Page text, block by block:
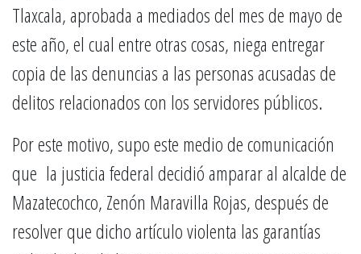
Tlaxcala, aprobada a mediados del mes de mayo de
este año, el cual entre otras cosas, niega entregar
copia de las denuncias a las personas acusadas de
delitos relacionados con los servidores públicos.
Por este motivo, supo este medio de comunicación
que la justicia federal decidió amparar al alcalde de
Mazatecochco, Zenón Maravilla Rojas, después de
resolver que dicho artículo violenta las garantías